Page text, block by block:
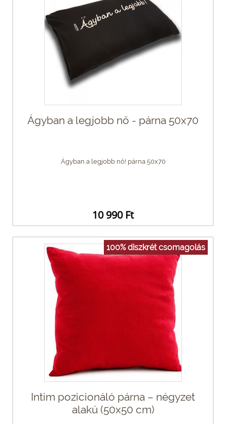
Ágyban a legjobb nő - párna 50x70
Ágyban a legjobb nő! párna 50x70
10 990 Ft
100% diszkrét csomagolás
Intim pozicionáló párna – négyzet
alakú (50x50 cm)